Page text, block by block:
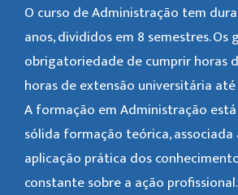
O curso de Administração tem
anos, divididos em 8 semestres.
obrigatoriedade de cumprir horas
horas de extensão universitária
A formação em Administração
sólida formação teórica, associada
aplicação prática dos
constante sobre a ação profissional.